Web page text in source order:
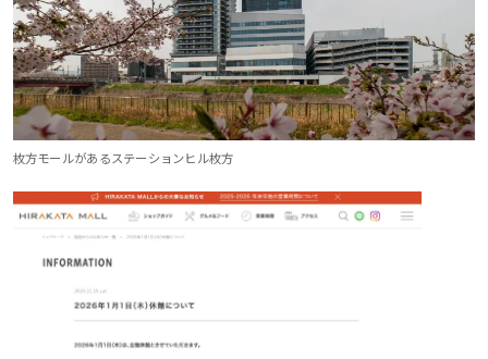
枚方モールがあるステーションヒル枚方